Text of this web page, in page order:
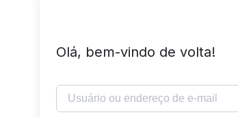
Olá, bem-vindo de volta!